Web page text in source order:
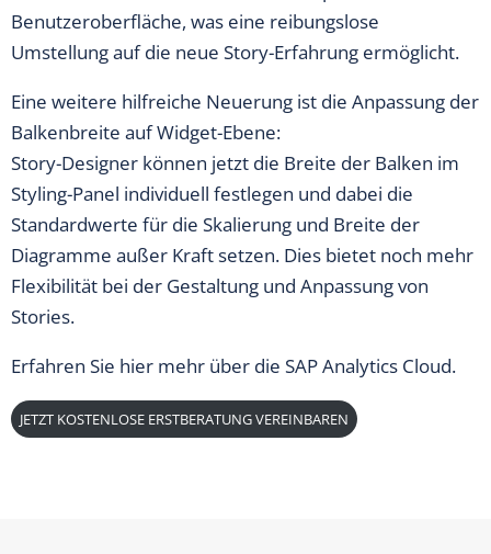
Benutzeroberfläche, was eine reibungslose
Umstellung auf die neue Story-Erfahrung ermöglicht.
Eine weitere hilfreiche Neuerung ist die Anpassung der
Balkenbreite auf Widget-Ebene:
Story-Designer können jetzt die Breite der Balken im
Styling-Panel individuell festlegen und dabei die
Standardwerte für die Skalierung und Breite der
Diagramme außer Kraft setzen. Dies bietet noch mehr
Flexibilität bei der Gestaltung und Anpassung von
Stories.
Erfahren Sie hier mehr über die SAP Analytics Cloud.
JETZT KOSTENLOSE ERSTBERATUNG VEREINBAREN